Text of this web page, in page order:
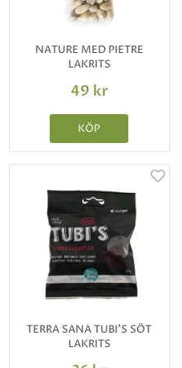
NATURE MED PIETRE
LAKRITS
49 kr
KÖP
TERRA SANA TUBI'S SÖT
LAKRITS